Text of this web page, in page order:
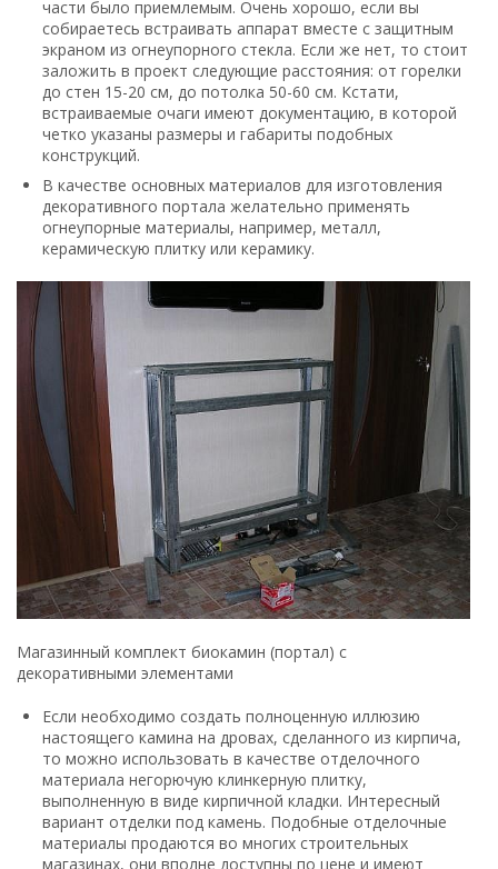
части было приемлемым. Очень хорошо, если вы
собираетесь встраивать аппарат вместе с защитным
экраном из огнеупорного стекла. Если же нет, то стоит
заложить в проект следующие расстояния: от горелки
до стен 15-20 см, до потолка 50-60 см. Кстати,
встраиваемые очаги имеют документацию, в которой
четко указаны размеры и габариты подобных
конструкций.
В качестве основных материалов для изготовления
декоративного портала желательно применять
огнеупорные материалы, например, металл,
керамическую плитку или керамику.
Магазинный комплект биокамин (портал) c
декоративными элементами
Если необходимо создать полноценную иллюзию
настоящего камина на дровах, сделанного из кирпича,
то можно использовать в качестве отделочного
материала негорючую клинкерную плитку,
выполненную в виде кирпичной кладки. Интересный
вариант отделки под камень. Подобные отделочные
материалы продаются во многих строительных
магазинах, они вполне доступны по цене и имеют